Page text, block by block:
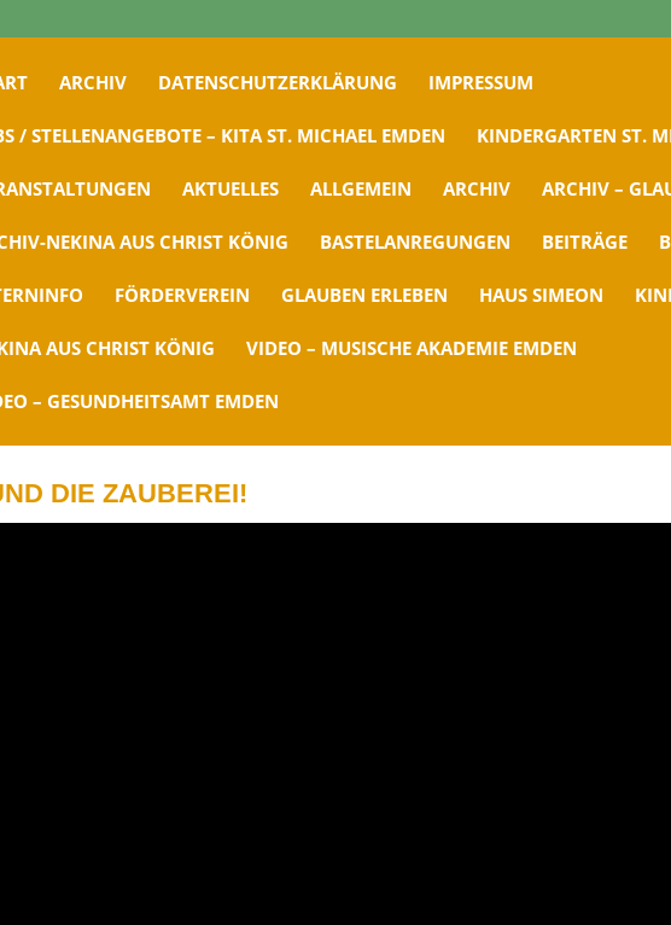
ARCHIV DATENSCHUTZERKLÄRUNG IMPRESSUM
/ STELLENANGEBOTE – KITA ST. MICHAEL EMDEN KINDERGARTEN ST.
AKTUELLES ALLGEMEIN ARCHIV ARCHIV –
NEKINA AUS CHRIST KÖNIG BASTELANREGUNGEN BEITRÄGE
FÖRDERVEREIN GLAUBEN ERLEBEN HAUS SIMEON
AUS CHRIST KÖNIG VIDEO – MUSISCHE AKADEMIE EMDEN
– GESUNDHEITSAMT EMDEN
DIE ZAUBEREI!